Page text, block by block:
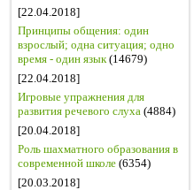
[22.04.2018]
Принципы общения: один
взрослый; одна ситуация; одно
время - один язык(14679)
[22.04.2018]
Игровые упражнения для
развития речевого слуха (4884)
[20.04.2018]
Роль шахматного образования в
современной школе (6354)
[20.03.2018]